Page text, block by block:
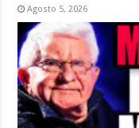
Agosto 5, 2026